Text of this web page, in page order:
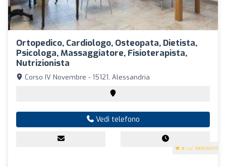
Ortopedico, Cardiologo, Osteopata, Dietista,
Psicologa, Massaggiatore, Fisioterapista,
Nutrizionista
5 (12 recensioni)
Corso IV Novembre - 15121, Alessandria
Vedi telefono